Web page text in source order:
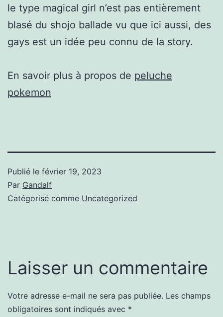
le type magical girl n’est pas entièrement
blasé du shojo ballade vu que ici aussi, des
gays est un idée peu connu de la story.
En savoir plus à propos de peluche
pokemon
Publié le février 19, 2023
Par Gandalf
Catégorisé comme Uncategorized
Laisser un commentaire
Votre adresse e-mail ne sera pas publiée. Les champs
obligatoires sont indiqués avec *